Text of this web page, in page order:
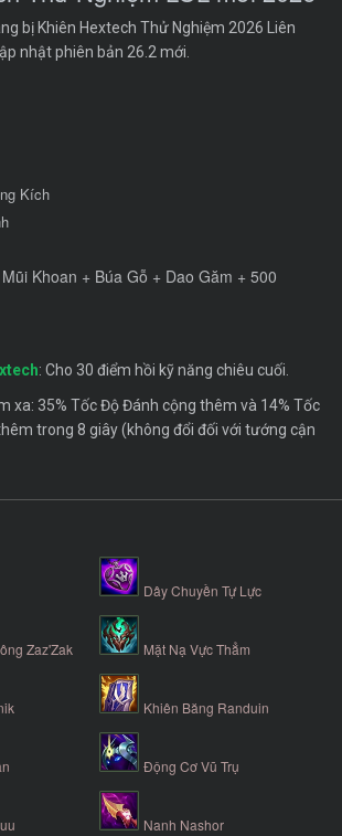
bị Khiên Hextech Thử Nghiệm 2026 Liên
nhật phiên bản 26.2 mới.
Kích
Mũi Khoan + Búa Gỗ + Dao Găm + 500
: Cho 30 điểm hồi kỹ năng chiêu cuối.
xa: 35% Tốc Độ Đánh cộng thêm và 14% Tốc
trong 8 giây (không đổi đối với tướng cận
Dây Chuyền Tự Lực
Zaz'Zak Mặt Nạ Vực Thẳm
Khiên Băng Randuin
Động Cơ Vũ Trụ
Nanh Nashor